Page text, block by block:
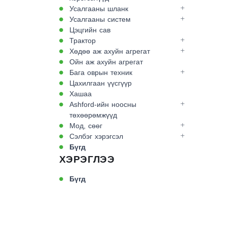
Усалгааны шланк
Усалгааны систем
Цэцгийн сав
Трактор
Хөдөө аж ахуйн агрегат
Ойн аж ахуйн агрегат
Бага оврын техник
Цахилгаан үүсгүүр
Хашаа
Ashford-ийн ноосны
төхөөрөмжүүд
Мод, сөөг
Сэлбэг хэрэгсэл
Бүгд
ХЭРЭГЛЭЭ
Бүгд